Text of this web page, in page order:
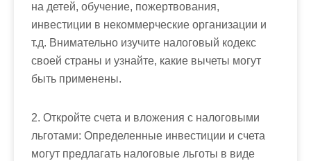
на детей, обучение, пожертвования,
инвестиции в некоммерческие организации и
т.д. Внимательно изучите налоговый кодекс
своей страны и узнайте, какие вычеты могут
быть применены.
2. Откройте счета и вложения с налоговыми
льготами: Определенные инвестиции и счета
могут предлагать налоговые льготы в виде